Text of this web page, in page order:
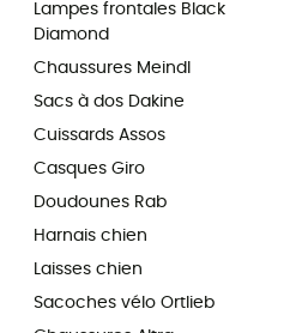
Lampes frontales Black
Diamond
Chaussures Meindl
Sacs à dos Dakine
Cuissards Assos
Casques Giro
Doudounes Rab
Harnais chien
Laisses chien
Sacoches vélo Ortlieb